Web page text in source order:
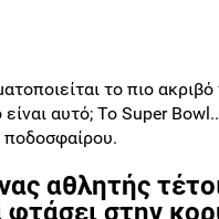
το πιο
αυτό; Το Super
ποδοσφαίρου.
αθλητής
φτάσει στην